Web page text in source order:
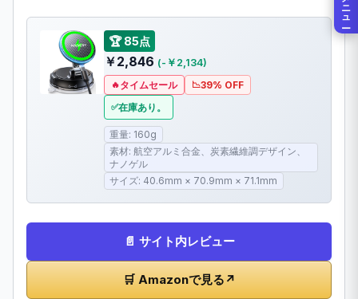
🏆 85点
￥2,846 (-￥2,134)
タイムセール
39% OFF
在庫あり。
重量: 160g
素材: 航空アルミ合金、炭素繊維調デザイン、
ナノゲル
サイズ: 40.6mm × 70.9mm × 71.1mm
📄 サイト内レビュー
🛒 Amazonで見る ↗